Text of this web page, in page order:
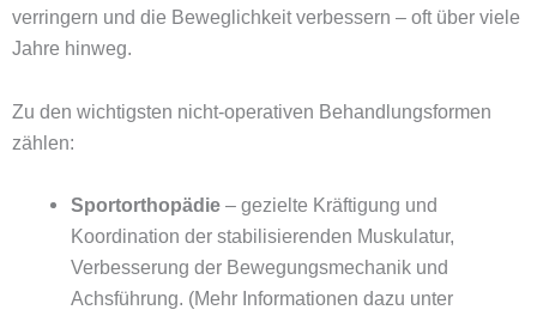
verringern und die Beweglichkeit verbessern – oft über viele
Jahre hinweg.
Zu den wichtigsten nicht-operativen Behandlungsformen
zählen:
Sportorthopädie – gezielte Kräftigung und
Koordination der stabilisierenden Muskulatur,
Verbesserung der Bewegungsmechanik und
Achsführung. (Mehr Informationen dazu unter